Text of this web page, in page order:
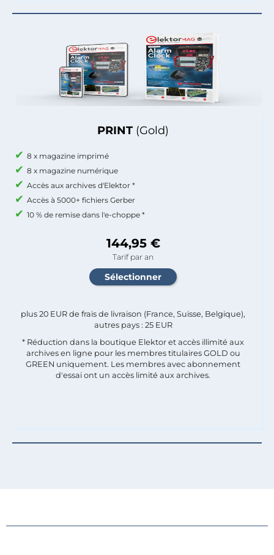
PRINT (Gold)
8 x magazine imprimé
8 x magazine numérique
Accès aux archives d'Elektor *
Accès à 5000+ fichiers Gerber
10 % de remise dans l'e-choppe *
144,95 €
Tarif par an
plus 20 EUR de frais de livraison (France, Suisse, Belgique),
autres pays : 25 EUR
* Réduction dans la boutique Elektor et accès illimité aux
archives en ligne pour les membres titulaires GOLD ou
GREEN uniquement. Les membres avec abonnement
d'essai ont un accès limité aux archives.